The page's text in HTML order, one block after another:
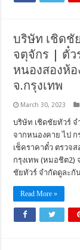
บริษัท เชิดชั
จตุจักร | ตั๋ว
หนองสองห้อ
จ.กรุงเทพ
March 30, 2023
บริษัท เชิดชัยทัวร์ จ
จากหนองคาย ไป ก
เช็คราคาตั๋ว ตรวจ
กรุงเทพ (หมอชิต2)
ชัยทัวร์ จำกัดดูละกั
Read More »